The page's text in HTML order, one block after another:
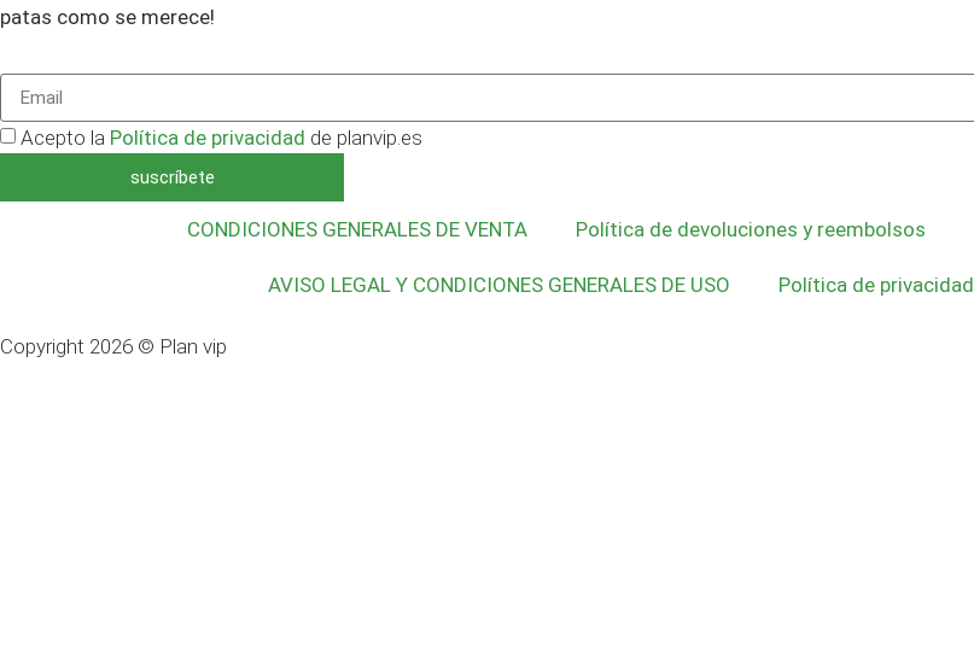
patas como se merece!
Acepto la Política de privacidad de planvip.es
suscríbete
CONDICIONES GENERALES DE VENTA Política de devoluciones y reembolsos
AVISO LEGAL Y CONDICIONES GENERALES DE USO Política de privacidad
Copyright 2026 © Plan vip